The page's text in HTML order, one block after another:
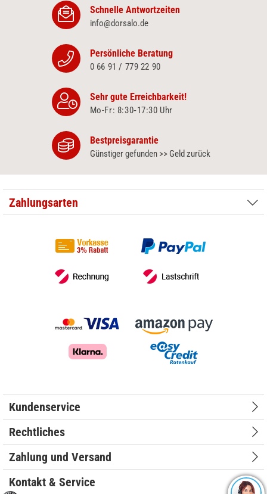
Schnelle Antwortzeiten
info@dorsalo.de
Persönliche Beratung
0 66 91 / 779 22 90
Sehr gute Erreichbarkeit!
Mo-Fr: 8:30‑17:30 Uhr
Bestpreisgarantie
Günstiger gefunden >> Geld zurück
Zahlungsarten
Kundenservice
Rechtliches
Zahlung und Versand
Kontakt & Service